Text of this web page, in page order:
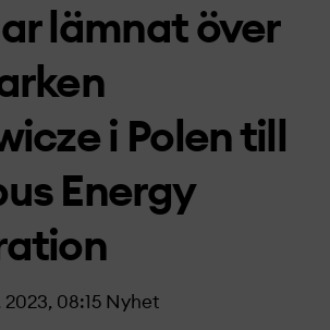
lämnat över
i Polen till
Energy
08:15 Nyhet